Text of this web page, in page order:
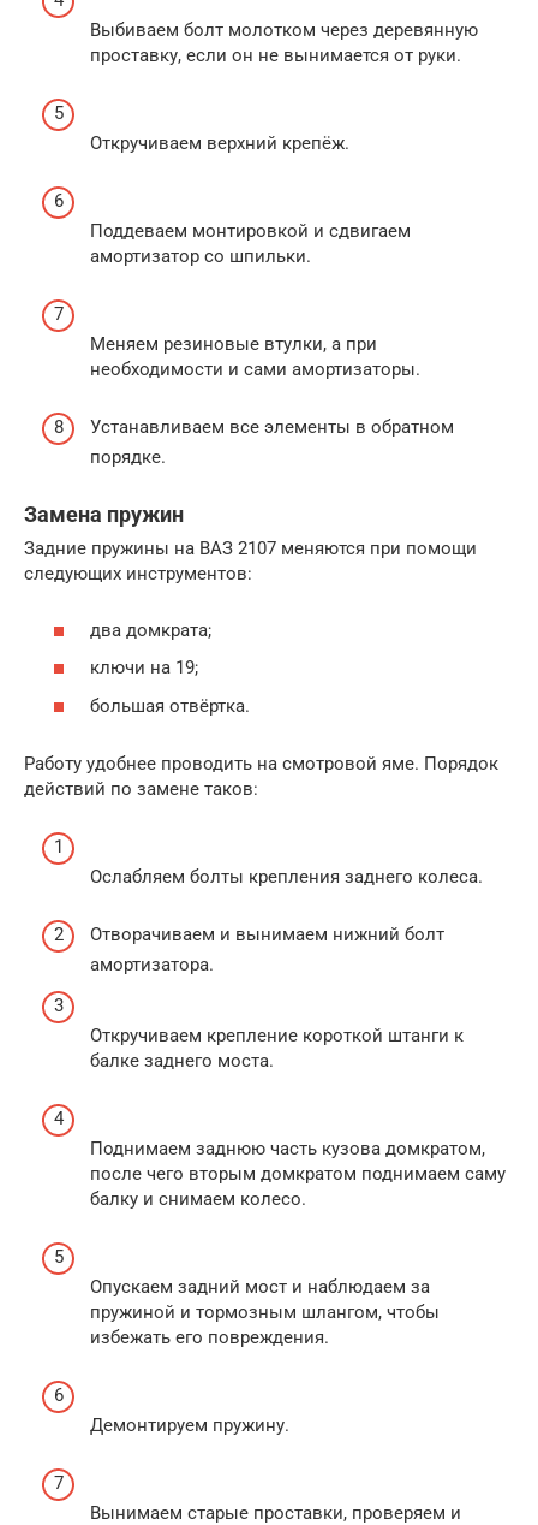
Выбиваем болт молотком через деревянную
проставку, если он не вынимается от руки.
Откручиваем верхний крепёж.
Поддеваем монтировкой и сдвигаем
амортизатор со шпильки.
Меняем резиновые втулки, а при
необходимости и сами амортизаторы.
Устанавливаем все элементы в обратном
порядке.
Замена пружин
Задние пружины на ВАЗ 2107 меняются при помощи
следующих инструментов:
два домкрата;
ключи на 19;
большая отвёртка.
Работу удобнее проводить на смотровой яме. Порядок
действий по замене таков:
Ослабляем болты крепления заднего колеса.
Отворачиваем и вынимаем нижний болт
амортизатора.
Откручиваем крепление короткой штанги к
балке заднего моста.
Поднимаем заднюю часть кузова домкратом,
после чего вторым домкратом поднимаем саму
балку и снимаем колесо.
Опускаем задний мост и наблюдаем за
пружиной и тормозным шлангом, чтобы
избежать его повреждения.
Демонтируем пружину.
Вынимаем старые проставки, проверяем и